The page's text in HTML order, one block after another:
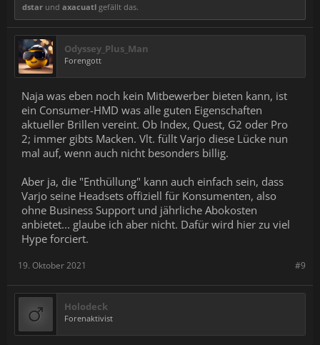
dstar und axacuatl gefällt das.
Odyssey_Plus_Man
Forengott
Naja was eben noch kein Mitbewerber bieten kann, ist
ein Consumer-HMD was alle guten Eigenschaften
aktueller Brillen vereint. Ob Index, Quest, G2 oder Pro
2; immer gibts Macken. Vlt. füllt Varjo diese Lücke nun
mal auf, wenn auch nicht besonders billig.
Aber ja, die "Enthüllung" kann auch einfach sein, dass
Varjo seine Headsets offiziell für Konsumenten, also
ohne Business Support und jährliche Abokosten
anbietet... glaube ich aber nicht. Dafür wird hier zu viel
Hype forciert.
#9
19. Oktober 2021
Holodeck
Forenaktivist